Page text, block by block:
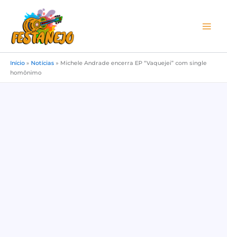
conteúdo
Início » Notícias » Michele Andrade encerra EP “Vaquejei” com single
homônimo